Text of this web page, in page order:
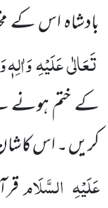
بادشاہ اس کے
تَعَالٰیعَلَیْہِ
کے ختم ہونے
کریں ۔ اس
عَلَیْہِ السَّلَام